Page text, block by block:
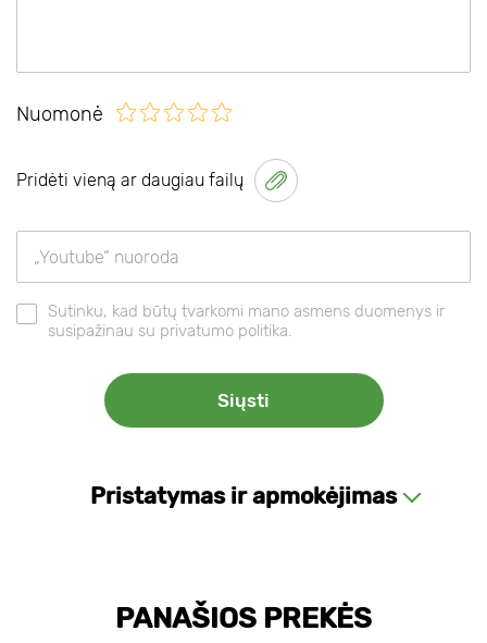
Nuomonė
Pridėti vieną ar daugiau failų
Sutinku, kad būtų tvarkomi mano asmens duomenys ir
susipažinau su privatumo politika.
Pristatymas ir apmokėjimas
PANAŠIOS PREKĖS